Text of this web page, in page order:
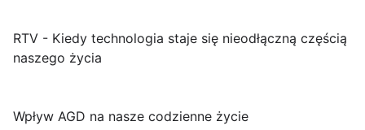
RTV - Kiedy technologia staje się nieodłączną częścią
naszego życia
Wpływ AGD na nasze codzienne życie